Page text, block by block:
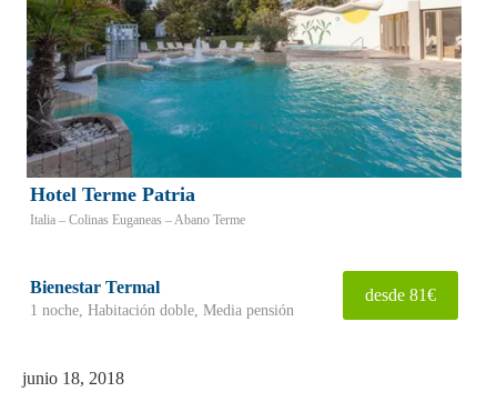
Hotel Terme Patria
Italia – Colinas Euganeas – Abano Terme
Bienestar Termal
1 noche, Habitación doble, Media pensión
desde 81€
junio 18, 2018